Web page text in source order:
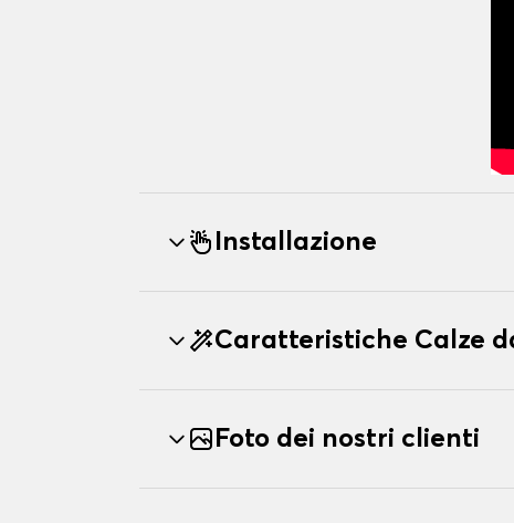
Installazione
Caratteristiche Calze
Foto dei nostri clienti